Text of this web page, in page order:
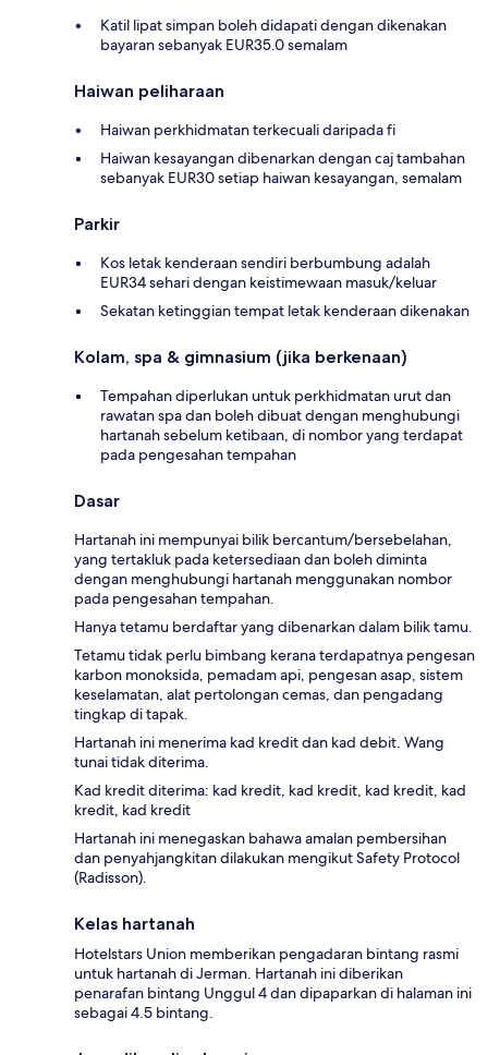
Katil lipat simpan boleh didapati dengan dikenakan
bayaran sebanyak EUR35.0 semalam
Haiwan peliharaan
Haiwan perkhidmatan terkecuali daripada fi
Haiwan kesayangan dibenarkan dengan caj tambahan
sebanyak EUR30 setiap haiwan kesayangan, semalam
Parkir
Kos letak kenderaan sendiri berbumbung adalah
EUR34 sehari dengan keistimewaan masuk/keluar
Sekatan ketinggian tempat letak kenderaan dikenakan
Kolam, spa & gimnasium (jika berkenaan)
Tempahan diperlukan untuk perkhidmatan urut dan
rawatan spa dan boleh dibuat dengan menghubungi
hartanah sebelum ketibaan, di nombor yang terdapat
pada pengesahan tempahan
Dasar
Hartanah ini mempunyai bilik bercantum/bersebelahan,
yang tertakluk pada ketersediaan dan boleh diminta
dengan menghubungi hartanah menggunakan nombor
pada pengesahan tempahan.
Hanya tetamu berdaftar yang dibenarkan dalam bilik tamu.
Tetamu tidak perlu bimbang kerana terdapatnya pengesan
karbon monoksida, pemadam api, pengesan asap, sistem
keselamatan, alat pertolongan cemas, dan pengadang
tingkap di tapak.
Hartanah ini menerima kad kredit dan kad debit. Wang
tunai tidak diterima.
Kad kredit diterima: kad kredit, kad kredit, kad kredit, kad
kredit, kad kredit
Hartanah ini menegaskan bahawa amalan pembersihan
dan penyahjangkitan dilakukan mengikut Safety Protocol
(Radisson).
Kelas hartanah
Hotelstars Union memberikan pengadaran bintang rasmi
untuk hartanah di Jerman. Hartanah ini diberikan
penarafan bintang Unggul 4 dan dipaparkan di halaman ini
sebagai 4.5 bintang.